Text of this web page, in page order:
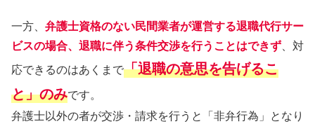
一方、 弁護士資格のない民間業者が運営する退職代行サー
ビスの場合、退職に伴う条件交渉を行うことはできず 、対
応できるのはあくまで「退職の意思を告げるこ
と」のみです。
弁護士以外の者が交渉・請求を行うと「非弁行為」となり